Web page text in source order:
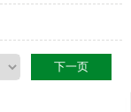
下一页